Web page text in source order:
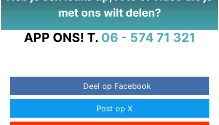
met ons wilt delen?
APP ONS! T. 06 - 574 71 321
Deel op Facebook
Post op X